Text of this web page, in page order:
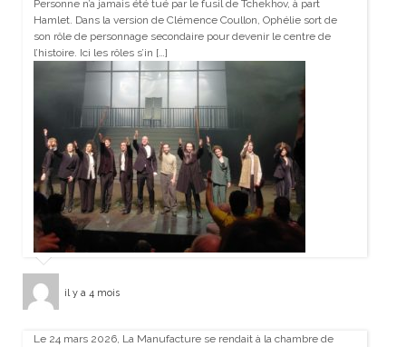
Personne n’a jamais été tué par le fusil de Tchekhov, à part
Hamlet. Dans la version de Clémence Coullon, Ophélie sort de
son rôle de personnage secondaire pour devenir le centre de
l’histoire. Ici les rôles s’in […]
il y a 4 mois
Le 24 mars 2026, La Manufacture se rendait à la chambre de